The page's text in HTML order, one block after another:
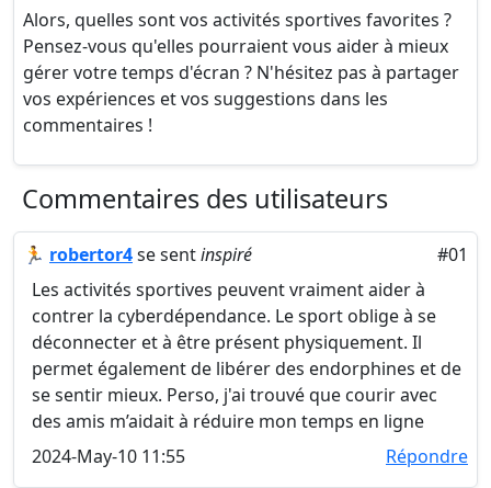
Alors, quelles sont vos activités sportives favorites ?
Pensez-vous qu'elles pourraient vous aider à mieux
gérer votre temps d'écran ? N'hésitez pas à partager
vos expériences et vos suggestions dans les
commentaires !
Commentaires des utilisateurs
🏃 robertor4se sentinspiré
#01
Les activités sportives peuvent vraiment aider à
contrer la cyberdépendance. Le sport oblige à se
déconnecter et à être présent physiquement. Il
permet également de libérer des endorphines et de
se sentir mieux. Perso, j'ai trouvé que courir avec
des amis m’aidait à réduire mon temps en ligne
2024-May-10 11:55
Répondre